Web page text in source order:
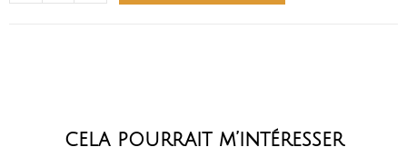
cela pourrait m’intéresser